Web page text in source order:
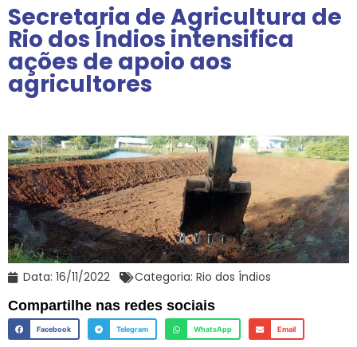
Secretaria de Agricultura de
Rio dos Índios intensifica
ações de apoio aos
agricultores
Data: 16/11/2022 Categoria: Rio dos Índios
Compartilhe nas redes sociais
Facebook Telegram WhatsApp Email